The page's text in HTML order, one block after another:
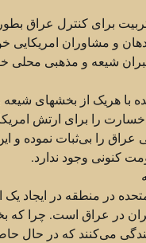
برای کنترل عراق
و مشاوران
شیعه و مذهبی محلی
با هریک از بخشهای شیعه
را برای ارتش
را بی‌ثبات نموده و
کنونی وجود ندارد.
در منطقه در ایجاد یک
در عراق است. چرا که
می‌کنند که در حال